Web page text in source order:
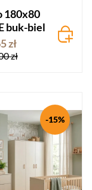
180x80
buk-biel
zł
zł
-15%